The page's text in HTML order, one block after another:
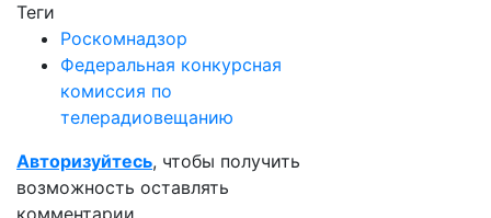
Теги
Роскомнадзор
Федеральная конкурсная
комиссия по
телерадиовещанию
Авторизуйтесь, чтобы получить
возможность оставлять
комментарии.